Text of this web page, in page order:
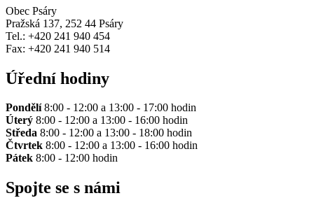
Obec Psáry
Pražská 137, 252 44 Psáry
Tel.: +420 241 940 454
Fax: +420 241 940 514
Úřední hodiny
Pondělí8:00 - 12:00 a 13:00 - 17:00 hodin
Úterý 8:00 - 12:00 a 13:00 - 16:00 hodin
Středa 8:00 - 12:00 a 13:00 - 18:00 hodin
Čtvrtek 8:00 - 12:00 a 13:00 - 16:00 hodin
Pátek 8:00 - 12:00 hodin
Spojte se s námi